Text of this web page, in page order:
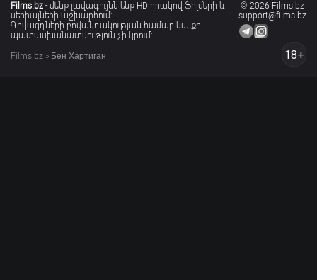
© 2026 Films.bz
support@films.bz
18+
Films.bz - մենք լավագույնն ենք HD որակով ֆիլմերի և
սերիալների աշխարհում:
Գովազդների բովանդակության համար կայքը
պատասխանատվություն չի կրում:
Films.bz » Бен Хартиган